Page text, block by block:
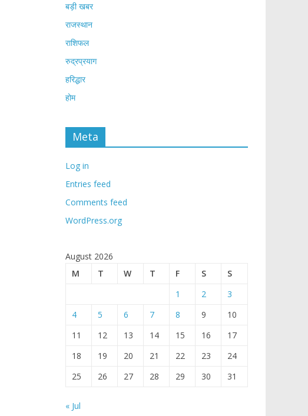
बड़ी खबर
राजस्थान
राशिफल
रुद्रप्रयाग
हरिद्धार
होम
Meta
Log in
Entries feed
Comments feed
WordPress.org
August 2026
M
T W T F S
S
1
2
3
4
5 6 7 8 9
10
11
12 13 14 15 16
17
18
19 20 21 22 23
24
25
26 27 28 29 30 31
« Jul